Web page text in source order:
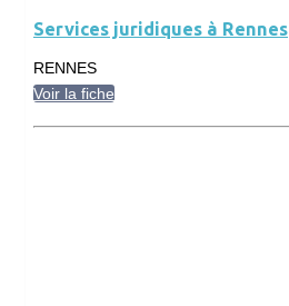
Services juridiques à Rennes
RENNES
Voir la fiche